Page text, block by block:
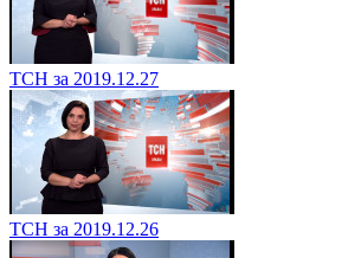
ТСН за 2019.12.27
ТСН за 2019.12.26